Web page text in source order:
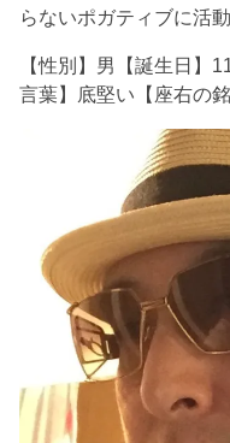
らないポガティブに活
【性別】男【誕生日】
言葉】底堅い【座右の